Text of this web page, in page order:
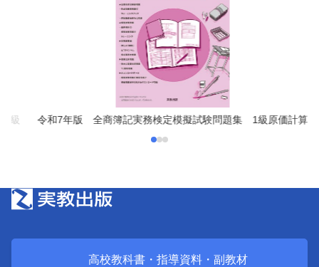
3級 令和7年版 全商簿記実務検定模擬試験問題集 1級原価計算
高校教科書・ 指導資料・ 副教材